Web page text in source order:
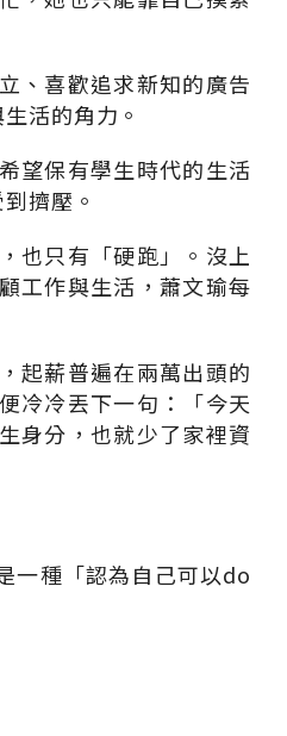
、喜歡追求新知的廣告
活的角力。
望保有學生時代的生活
擠壓。
也只有「硬跑」。沒上
工作與生活，蕭文瑜每
起薪普遍在兩萬出頭的
冷冷丟下一句：「今天
身分，也就少了家裡資
一種「認為自己可以do